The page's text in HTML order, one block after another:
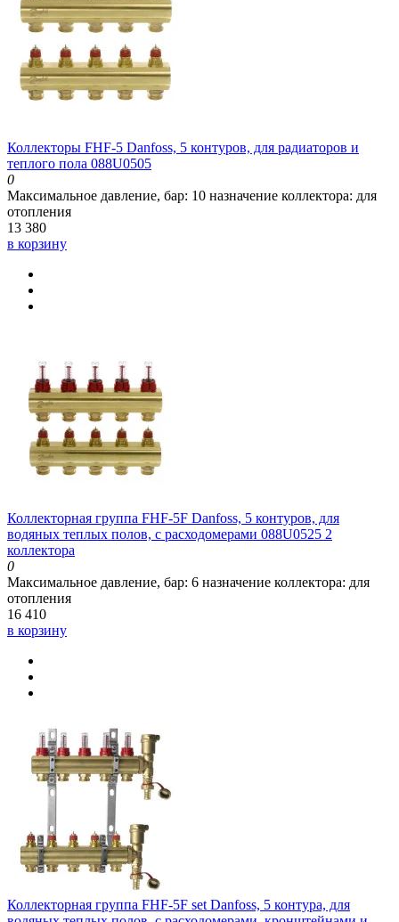
Коллекторы FHF-5 Danfoss, 5 контуров, для радиаторов и
теплого пола 088U0505
0
Максимальное давление, бар: 10 назначение коллектора: для
отопления
13 380
в корзину
Коллекторная группа FHF-5F Danfoss, 5 контуров, для
водяных теплых полов, с расходомерами 088U0525 2
коллектора
0
Максимальное давление, бар: 6 назначение коллектора: для
отопления
16 410
в корзину
Коллекторная группа FHF-5F set Danfoss, 5 контура, для